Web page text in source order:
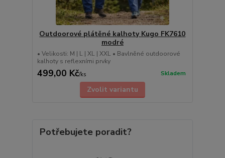
Outdoorové plátěné kalhoty Kugo FK7610
modré
• Velikosti: M | L | XL | XXL • Bavlněné outdoorové
kalhoty s reflexními prvky
499,00 Kč/ks Skladem
Zvolit variantu
Potřebujete poradit?